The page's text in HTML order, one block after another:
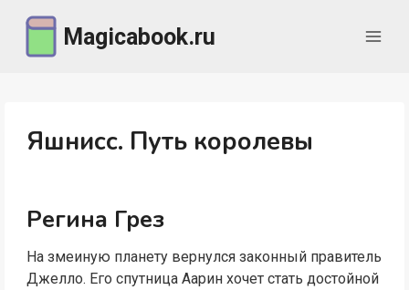
содержимому
Magicabook.ru
Яшнисс. Путь королевы
Регина Грез
На змеиную планету вернулся законный правитель
Джелло. Его спутница Аарин хочет стать достойной